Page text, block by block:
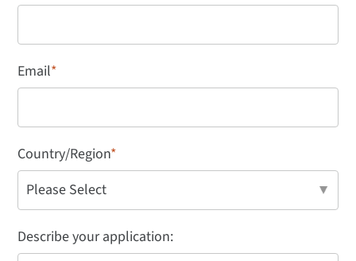
Email*
Country/Region*
Describe your application: